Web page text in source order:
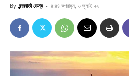
By বন্দরবার্তা ডেস্ক - ৪:৪৪ অপরাহ্ন, ৩ জুলাই ২২